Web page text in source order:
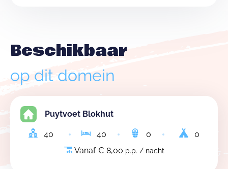
Beschikbaar
op dit domein
Puytvoet Blokhut
40 40 0
0
Vanaf € 8,00 p.p. / nacht